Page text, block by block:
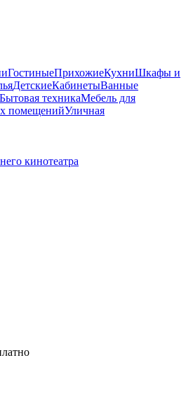
ГостиныеПрихожиеКухниШкафы и
ДетскиеКабинетыВанные
Бытовая техникаМебель для
помещенийУличная
кинотеатра